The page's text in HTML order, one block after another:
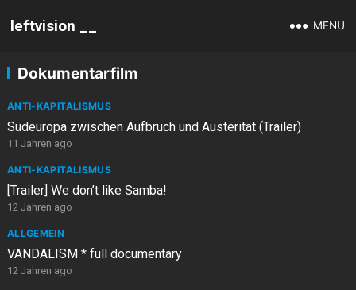
leftvision __ MENU
Dokumentarfilm
ANTI-KAPITALISMUS
Südeuropa zwischen Aufbruch und Austerität (Trailer)
11 Jahren ago
ANTI-KAPITALISMUS
[Trailer] We don’t like Samba!
12 Jahren ago
ALLGEMEIN
VANDALISM * full documentary
12 Jahren ago